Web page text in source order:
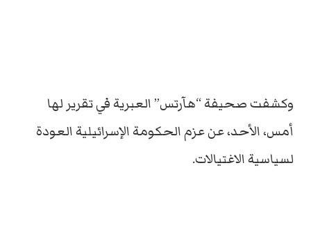
وكشفت صحيفة “هآرتس” العبرية في تقرير لها
أمس، الأحد، عن عزم الحكومة الإسرائيلية العودة
لسياسية الاغتيالات.